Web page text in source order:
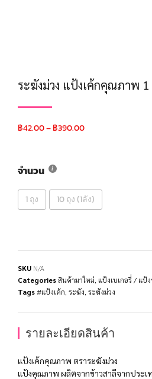
ระฆังม่วง แป้งเค้กคุณภาพ 1
฿42.00–฿390.00
จำนวน
1 ถุง 10 ถุง (1ลัง)
SKU N/A
Categoriesสินค้ามาใหม่ แป้งเบเกอรี่ / แป้
Tags#แป้งเค้ก ระฆัง ระฆังม่วง
รายละเอียดสินค้า
แป้งเค้กคุณภาพ ตราระฆังม่วง
แป้งคุณภาพ ผลิตจากข้าวสาลีจากประเ